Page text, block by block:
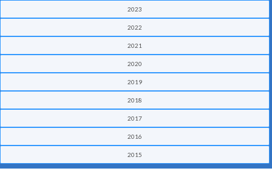
2023
2022
2021
2020
2019
2018
2017
2016
2015